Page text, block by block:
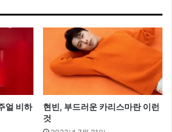
얼 비하
현빈, 부드러운 카리스마란 이런
것